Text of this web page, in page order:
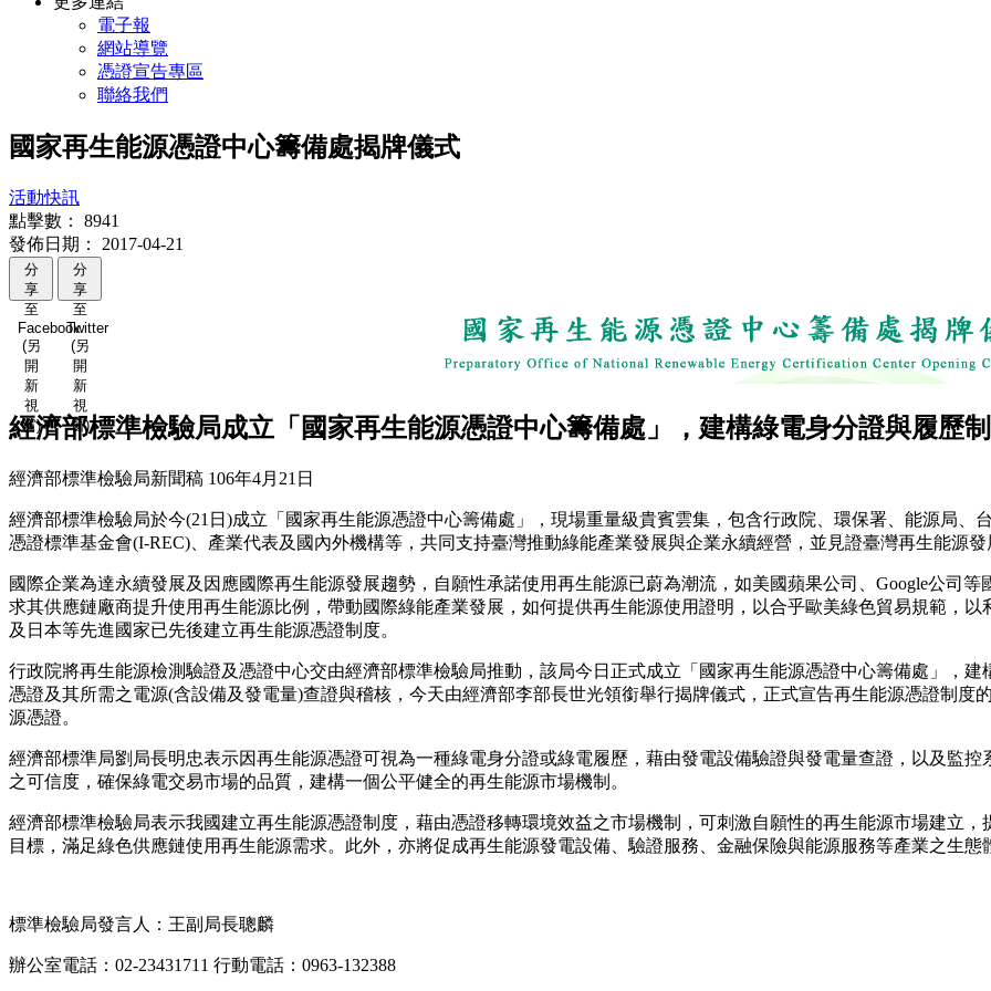
電子報
網站導覽
憑證宣告專區
聯絡我們
國家再生能源憑證中心籌備處揭牌儀式
活動快訊
點擊數：
8941
發佈日期：
2017-04-21
分
享
至
Facebook
(另
開
新
視
窗)
分
享
至
Twitter
(另
開
新
視
窗)
經濟部標準檢驗局成立「國家再生能源憑證中心籌備處」，建構綠電身分證與履歷
經濟部標準檢驗局新聞稿 106年4月21日
經濟部標準檢驗局於今(21日)成立「國家再生能源憑證中心籌備處」，現場重量級貴賓雲集，包含行政院、環保署、能源局、
憑證標準基金會(I-REC)、產業代表及國內外機構等，共同支持臺灣推動綠能產業發展與企業永續經營，並見證臺灣再生能源
國際企業為達永續發展及因應國際再生能源發展趨勢，自願性承諾使用再生能源已蔚為潮流，如美國蘋果公司、Google公司
求其供應鏈廠商提升使用再生能源比例，帶動國際綠能產業發展，如何提供再生能源使用證明，以合乎歐美綠色貿易規範，
及日本等先進國家已先後建立再生能源憑證制度。
行政院將再生能源檢測驗證及憑證中心交由經濟部標準檢驗局推動，該局今日正式成立「國家再生能源憑證中心籌備處」，
憑證及其所需之電源(含設備及發電量)查證與稽核，今天由經濟部李部長世光領銜舉行揭牌儀式，正式宣告再生能源憑證制
源憑證。
經濟部標準局劉局長明忠表示因再生能源憑證可視為一種綠電身分證或綠電履歷，藉由發電設備驗證與發電量查證，以及監
之可信度，確保綠電交易市場的品質，建構一個公平健全的再生能源市場機制。
經濟部標準檢驗局表示我國建立再生能源憑證制度，藉由憑證移轉環境效益之市場機制，可刺激自願性的再生能源市場建立
目標，滿足綠色供應鏈使用再生能源需求。此外，亦將促成再生能源發電設備、驗證服務、金融保險與能源服務等產業之生態
標準檢驗局發言人：王副局長聰麟
辦公室電話：02-23431711 行動電話：0963-132388